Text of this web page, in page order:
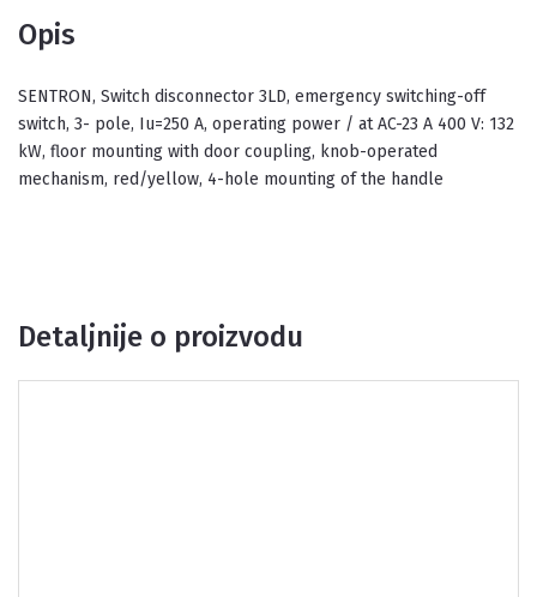
Opis
SENTRON, Switch disconnector 3LD, emergency switching-off
switch, 3- pole, Iu=250 A, operating power / at AC-23 A 400 V: 132
kW, floor mounting with door coupling, knob-operated
mechanism, red/yellow, 4-hole mounting of the handle
Detaljnije o proizvodu